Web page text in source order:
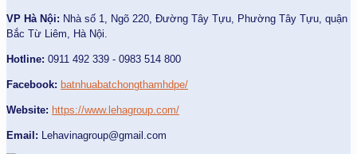
VP Hà Nội: Nhà số 1, Ngõ 220, Đường Tây Tựu, Phường Tây Tựu, quận
Bắc Từ Liêm, Hà Nội.
Hotline: 0911 492 339 - 0983 514 800
Facebook: batnhuabatchongthamhdpe/
Website: https://www.lehagroup.com/
Email: Lehavinagroup@gmail.com